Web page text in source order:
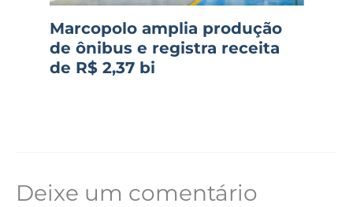
Marcopolo amplia produção
de ônibus e registra receita
de R$ 2,37 bi
Deixe um comentário